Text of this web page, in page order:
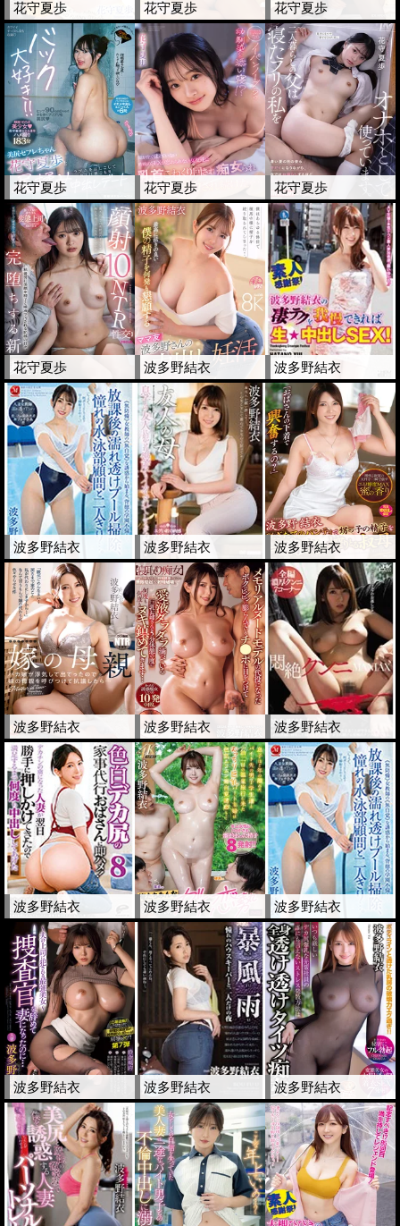
花守夏歩 花守夏歩 花守夏歩
花守夏歩 花守夏歩 花守夏歩
花守夏歩 波多野結衣 波多野結衣
波多野結衣 波多野結衣 波多野結衣
波多野結衣 波多野結衣 波多野結衣
波多野結衣 波多野結衣 波多野結衣
波多野結衣 波多野結衣 波多野結衣